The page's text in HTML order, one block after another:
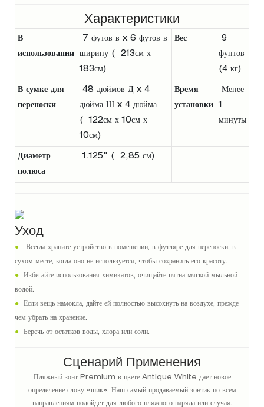
Характеристики
В
использовании
7 футов в x 6 футов в
ширину ( 213см х
183см)
Вес
9
фунтов
(4 кг)
В сумке для
переноски
48 дюймов Д x 4
дюйма Ш x 4 дюйма
( 122см х 10см х
10см)
Время
установки
Менее
1
минуты
Диаметр
полюса
1.125" ( 2,85 см)
Уход
●
Всегда храните устройство в помещении, в футляре для переноски, в
сухом месте, когда оно не используется, чтобы сохранить его красоту.
● Избегайте использования химикатов, очищайте пятна мягкой мыльной
водой.
● Если вещь намокла, дайте ей полностью высохнуть на воздухе, прежде
чем убрать на хранение.
● Беречь от остатков воды, хлора или соли.
Сценарий Применения
Пляжный зонт Premium в цвете Antique White дает новое
определение слову «шик». Наш самый продаваемый зонтик по всем
направлениям подойдет для любого пляжного наряда или случая.